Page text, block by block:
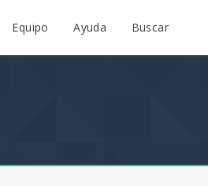
Equipo Ayuda Buscar